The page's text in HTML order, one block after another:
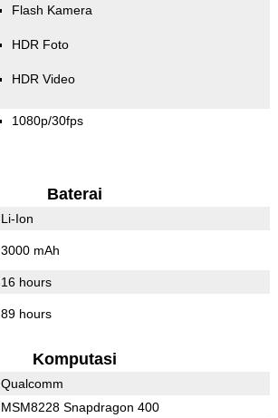
Flash Kamera
HDR Foto
HDR Video
1080p/30fps
Baterai
Li-Ion
3000 mAh
16 hours
89 hours
Komputasi
Qualcomm
MSM8228 Snapdragon 400